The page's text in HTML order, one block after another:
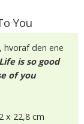
You
den ene
Life is so good
of you
x 22,8 cm